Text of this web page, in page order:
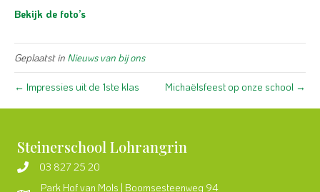
Bekijk de foto’s
Geplaatst in Nieuws van bij ons
← Impressies uit de 1ste klas Michaëlsfeest op onze school →
Steinerschool Lohrangrin
03 827 25 20
Park Hof van Mols | Boomsesteenweg 94